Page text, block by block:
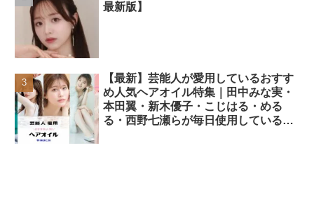
最新版】
【最新】芸能人が愛用しているおすす
め人気ヘアオイル特集｜田中みな実・
本田翼・新木優子・こじはる・める
る・西野七瀬らが毎日使用しているヘ